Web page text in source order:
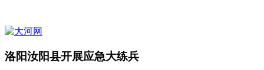
洛阳汝阳县开展应急大练兵